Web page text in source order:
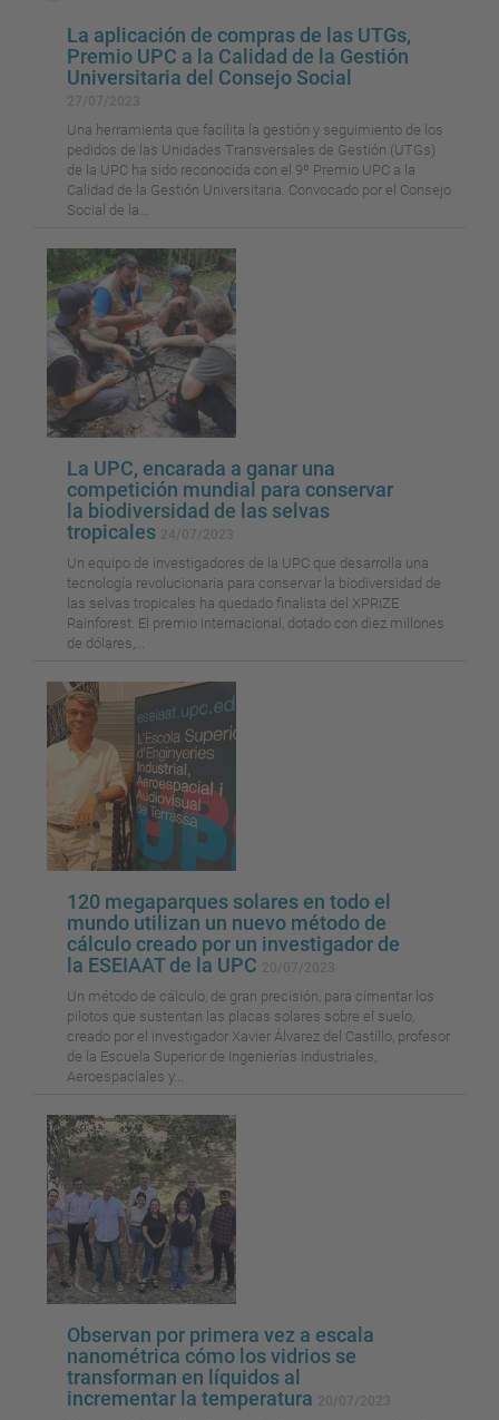
La aplicación de compras de las UTGs,
Premio UPC a la Calidad de la Gestión
Universitaria del Consejo Social
Una herramienta que facilita la gestión y seguimiento de los
pedidos de las Unidades Transversales de Gestión (UTGs)
de la UPC ha sido reconocida con el 9º Premio UPC a la
Calidad de la Gestión Universitaria. Convocado por el Consejo
Social de la...
La UPC, encarada a ganar una
competición mundial para conservar
la biodiversidad de las selvas
tropicales
Un equipo de investigadores de la UPC que desarrolla una
tecnología revolucionaria para conservar la biodiversidad de
las selvas tropicales ha quedado finalista del XPRIZE
Rainforest. El premio internacional, dotado con diez millones
de dólares,...
120 megaparques solares en todo el
mundo utilizan un nuevo método de
cálculo creado por un investigador de
la ESEIAAT de la UPC
Un método de cálculo, de gran precisión, para cimentar los
pilotos que sustentan las placas solares sobre el suelo,
creado por el investigador Xavier Álvarez del Castillo, profesor
de la Escuela Superior de Ingenierías Industriales,
Aeroespaciales y...
Observan por primera vez a escala
nanométrica cómo los vidrios se
transforman en líquidos al
incrementar la temperatura